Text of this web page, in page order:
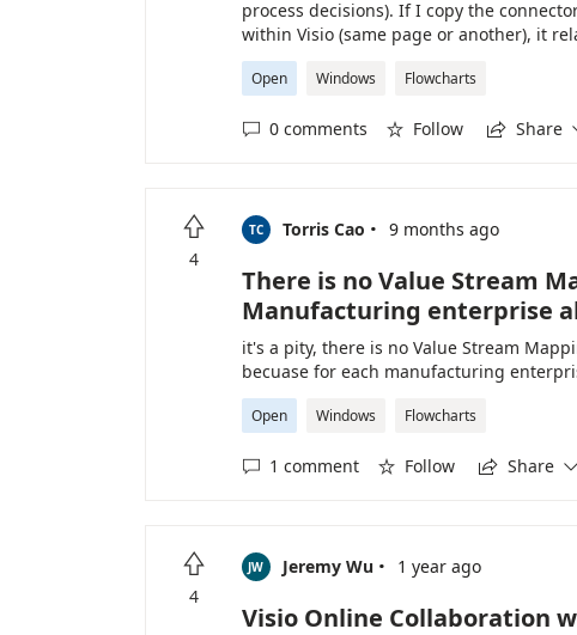
process decisions). If I copy the
within Visio (same page or another), it
number #### seems to represent
file, and unaffected by computer
in Visio that disables this feature?
Open Windows Flowcharts
 0 comments  Follow  Share

4
TC Torris Cao · 9 months ago
There is no Value Stream
Manufacturing enterprise
it's a pity, there is no Value Stream
becuase for each manufacturing
Open Windows Flowcharts
 1 comment  Follow  Share 

4
JW Jeremy Wu · 1 year ago
Visio Online Collaboration